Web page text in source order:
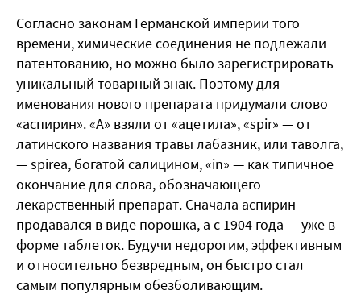
Согласно законам Германской империи того
времени, химические соединения не подлежали
патентованию, но можно было зарегистрировать
уникальный товарный знак. Поэтому для
именования нового препарата придумали слово
«аспирин». «A» взяли от «ацетила», «spir» — от
латинского названия травы лабазник, или таволга,
— spirea, богатой салицином, «in» — как типичное
окончание для слова, обозначающего
лекарственный препарат. Сначала аспирин
продавался в виде порошка, а с 1904 года — уже в
форме таблеток. Будучи недорогим, эффективным
и относительно безвредным, он быстро стал
самым популярным обезболивающим.